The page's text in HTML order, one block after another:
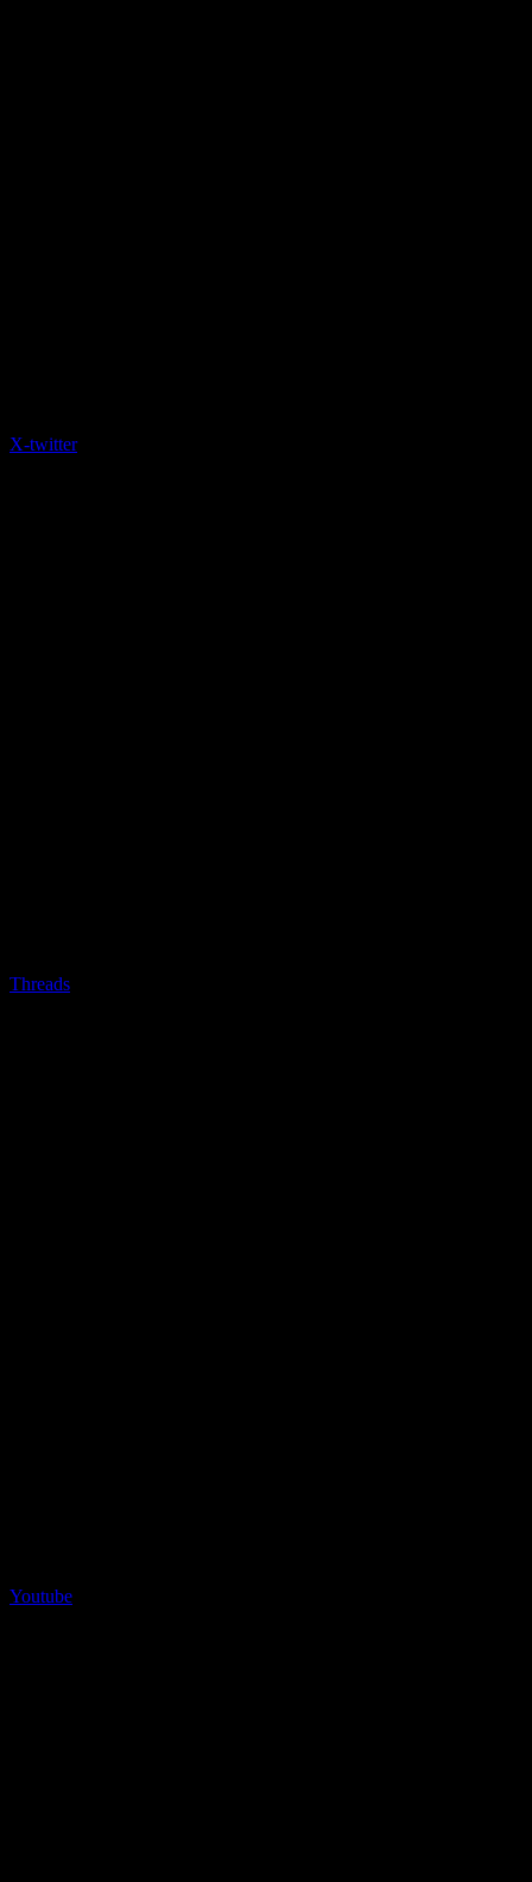
X-twitter
Threads
Youtube